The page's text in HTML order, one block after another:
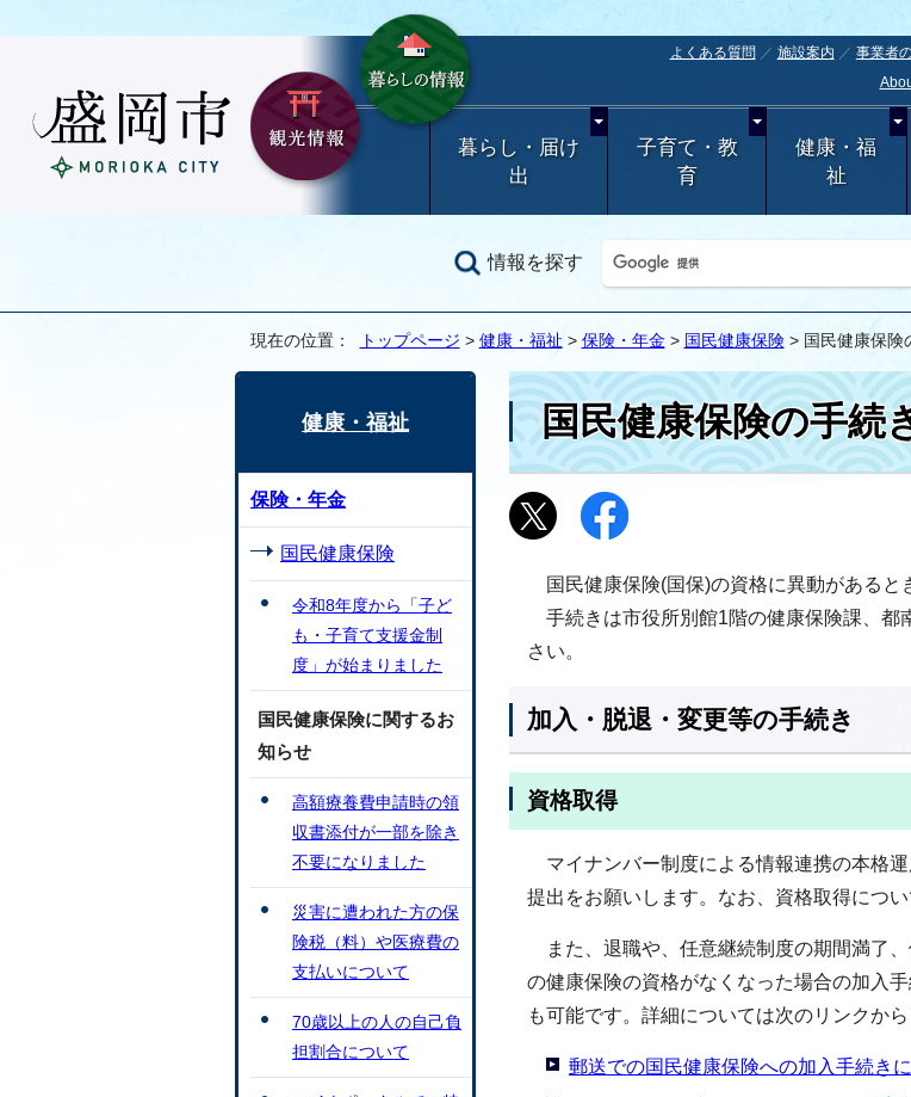
よくある質問 施設案内 事業者
暮らし・届け
出
子育て・教
育
健康・福
祉
情報を探す
現在の位置： トップページ > 健康・福祉 > 保険・年金 > 国民健康保険> 国民健康保険
国民健康保険の手続
国民健康保険(国保)の資格に異動があると
手続きは市役所別館1階の健康保険課、都
さい。
加入・脱退・変更等の手続き
資格取得
マイナンバー制度による情報連携の本格
提出をお願いします。なお、資格取得につ
また、退職や、任意継続制度の期間満了
の健康保険の資格がなくなった場合の加入
も可能です。詳細については次のリンクから
郵送での国民健康保険への加入手続き
健康・福祉
保険・年金
国民健康保険
令和8年度から「子ど
も・子育て支援金制
度」が始まりました
国民健康保険に関するお
知らせ
高額療養費申請時の領
収書添付が一部を除き
不要になりました
災害に遭われた方の保
険税（料）や医療費の
支払いについて
70歳以上の人の自己負
担割合について